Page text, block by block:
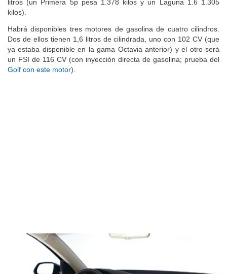
litros (un Primera 5p pesa 1.378 kilos y un Laguna 1.6 1.305
kilos).
Habrá disponibles tres motores de gasolina de cuatro cilindros.
Dos de ellos tienen 1,6 litros de cilindrada, uno con 102 CV (que
ya estaba disponible en la gama Octavia anterior) y el otro será
un FSI de 116 CV (con inyección directa de gasolina; prueba del
Golf con este motor).